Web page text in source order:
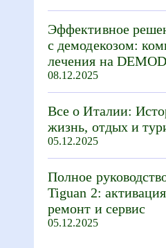
Эффективное
с демодекозом:
лечения на
08.12.2025
Все о Италии:
жизнь, отдых и
05.12.2025
Полное
Tiguan 2:
ремонт и сервис
05.12.2025